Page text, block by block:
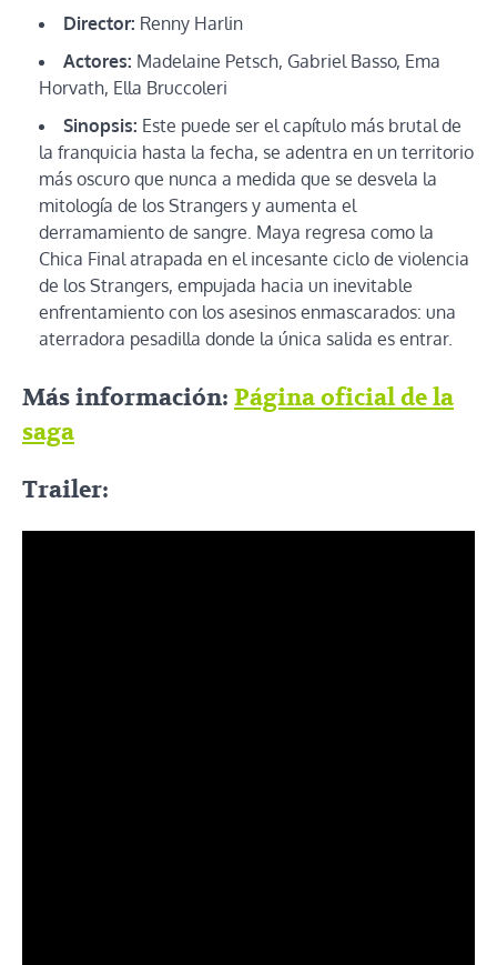
Director: Renny Harlin
Actores: Madelaine Petsch, Gabriel Basso, Ema
Horvath, Ella Bruccoleri
Sinopsis: Este puede ser el capítulo más brutal de
la franquicia hasta la fecha, se adentra en un territorio
más oscuro que nunca a medida que se desvela la
mitología de los Strangers y aumenta el
derramamiento de sangre. Maya regresa como la
Chica Final atrapada en el incesante ciclo de violencia
de los Strangers, empujada hacia un inevitable
enfrentamiento con los asesinos enmascarados: una
aterradora pesadilla donde la única salida es entrar.
Más información: Página oficial de la
saga
Trailer: